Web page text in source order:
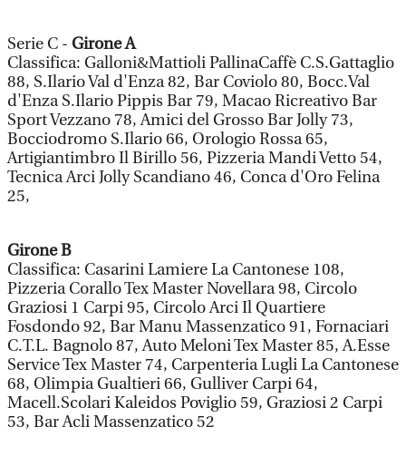
Serie C - Girone A
Classifica: Galloni&Mattioli PallinaCaffè C.S.Gattaglio
88, S.Ilario Val d'Enza 82, Bar Coviolo 80, Bocc.Val
d'Enza S.Ilario Pippis Bar 79, Macao Ricreativo Bar
Sport Vezzano 78, Amici del Grosso Bar Jolly 73,
Bocciodromo S.Ilario 66, Orologio Rossa 65,
Artigiantimbro Il Birillo 56, Pizzeria Mandi Vetto 54,
Tecnica Arci Jolly Scandiano 46, Conca d'Oro Felina
25,
Girone B
Classifica: Casarini Lamiere La Cantonese 108,
Pizzeria Corallo Tex Master Novellara 98, Circolo
Graziosi 1 Carpi 95, Circolo Arci Il Quartiere
Fosdondo 92, Bar Manu Massenzatico 91, Fornaciari
C.T.L. Bagnolo 87, Auto Meloni Tex Master 85, A.Esse
Service Tex Master 74, Carpenteria Lugli La Cantonese
68, Olimpia Gualtieri 66, Gulliver Carpi 64,
Macell.Scolari Kaleidos Poviglio 59, Graziosi 2 Carpi
53, Bar Acli Massenzatico 52